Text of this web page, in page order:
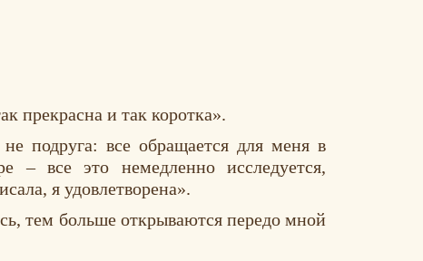
прекрасна и так коротка».
подруга: все обращается для меня в
– все это немедленно исследуется,
я удовлетворена».
тем больше открываются передо мной